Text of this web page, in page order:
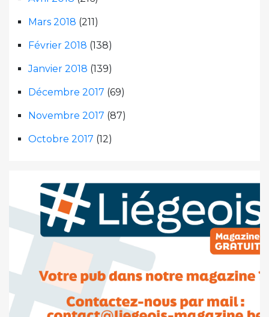
Mars 2018 (211)
Février 2018 (138)
Janvier 2018 (139)
Décembre 2017 (69)
Novembre 2017 (87)
Octobre 2017 (12)